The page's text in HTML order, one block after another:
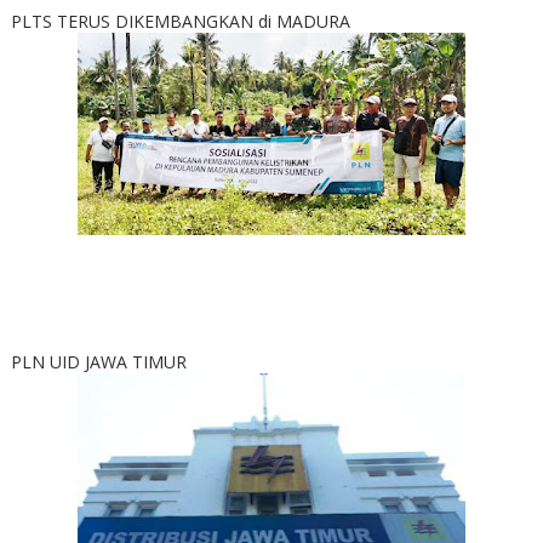
PLTS TERUS DIKEMBANGKAN di MADURA
PLN UID JAWA TIMUR